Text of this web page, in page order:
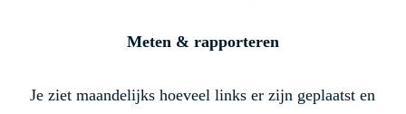
Meten & rapporteren
Je ziet maandelijks hoeveel links er zijn geplaatst en